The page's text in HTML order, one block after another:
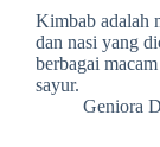
Kimbab adalah
dan nasi yang
berbagai
sayur.
Geniora